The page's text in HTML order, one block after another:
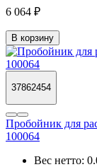
6 064 ₽
В корзину
37862454
Пробойник для
100064
Вес нетто: